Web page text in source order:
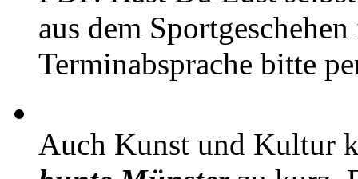
aus dem
Terminabsprache bitte
Auch Kunst und Kultur